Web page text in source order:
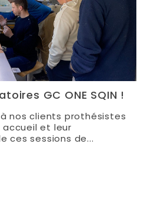
GC ONE SQIN !
nos clients prothésistes
et leur
ces sessions de...